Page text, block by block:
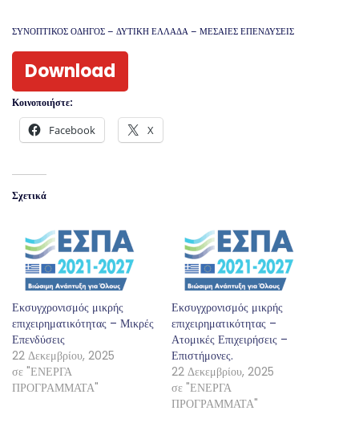
ΣΥΝΟΠΤΙΚΟΣ ΟΔΗΓΟΣ – ΔΥΤΙΚΗ ΕΛΛΑΔΑ – ΜΕΣΑΙΕΣ ΕΠΕΝΔΥΣΕΙΣ
Download
Κοινοποιήστε:
Facebook X
Σχετικά
Εκσυγχρονισμός μικρής
επιχειρηματικότητας – Μικρές
Επενδύσεις
22 Δεκεμβρίου, 2025
σε "ΕΝΕΡΓΑ
ΠΡΟΓΡΑΜΜΑΤΑ"
Εκσυγχρονισμός μικρής
επιχειρηματικότητας –
Ατομικές Επιχειρήσεις –
Επιστήμονες.
22 Δεκεμβρίου, 2025
σε "ΕΝΕΡΓΑ
ΠΡΟΓΡΑΜΜΑΤΑ"